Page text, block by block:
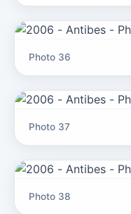
Photo 36
Photo 37
Photo 38